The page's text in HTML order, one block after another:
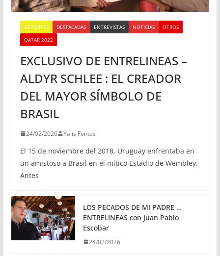
DEPORTES DESTACADAS ENTREVISTAS NOTICIAS
OTROS
QATAR 2022
EXCLUSIVO DE ENTRELINEAS –
ALDYR SCHLEE : EL CREADOR
DEL MAYOR SÍMBOLO DE
BRASIL
24/02/2026 Yalis Fontes
El 15 de noviembre del 2018, Uruguay enfrentaba en
un amistoso a Brasil en el mítico Estadio de Wembley.
Antes
LOS PECADOS DE MI PADRE …
ENTRELINEAS con Juan Pablo
Escobar
24/02/2026